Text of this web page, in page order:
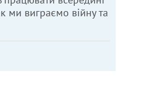
ми виграємо війну та